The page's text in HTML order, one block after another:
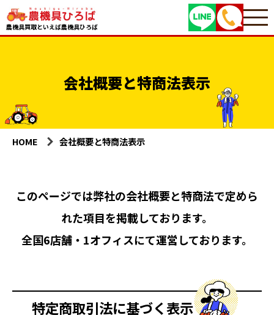
農機具買取といえば農機具ひろば
会社概要と特商法表示
HOME 会社概要と特商法表示
このページでは弊社の会社概要と特商法で定めら
れた項目を掲載しております。
全国6店舗・1オフィスにて運営しております。
特定商取引法に基づく表示